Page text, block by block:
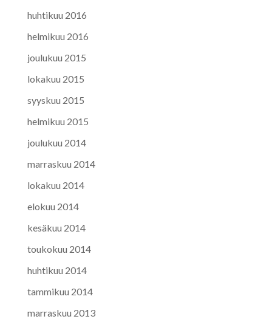
huhtikuu 2016
helmikuu 2016
joulukuu 2015
lokakuu 2015
syyskuu 2015
helmikuu 2015
joulukuu 2014
marraskuu 2014
lokakuu 2014
elokuu 2014
kesäkuu 2014
toukokuu 2014
huhtikuu 2014
tammikuu 2014
marraskuu 2013